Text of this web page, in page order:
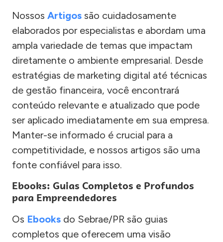
Nossos Artigos são cuidadosamente
elaborados por especialistas e abordam uma
ampla variedade de temas que impactam
diretamente o ambiente empresarial. Desde
estratégias de marketing digital até técnicas
de gestão financeira, você encontrará
conteúdo relevante e atualizado que pode
ser aplicado imediatamente em sua empresa.
Manter-se informado é crucial para a
competitividade, e nossos artigos são uma
fonte confiável para isso.
Ebooks: Guias Completos e Profundos
para Empreendedores
Os Ebooks do Sebrae/PR são guias
completos que oferecem uma visão